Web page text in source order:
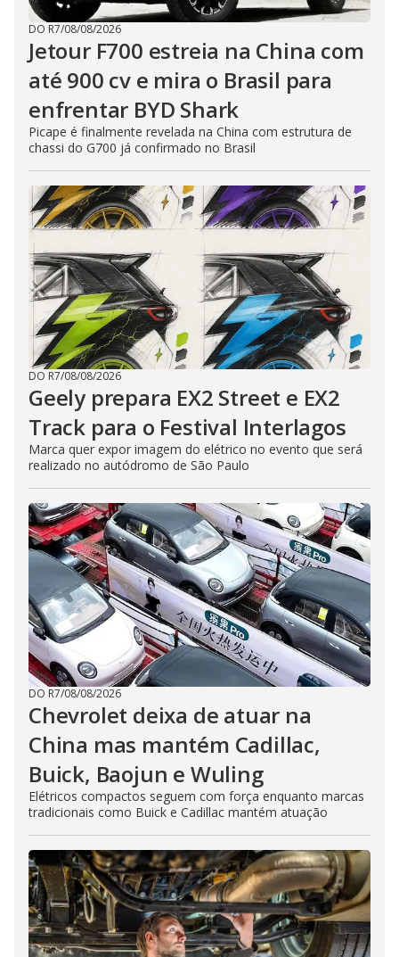
DO R7/08/08/2026
Jetour F700 estreia na China com
até 900 cv e mira o Brasil para
enfrentar BYD Shark
Picape é finalmente revelada na China com estrutura de
chassi do G700 já confirmado no Brasil
DO R7/08/08/2026
Geely prepara EX2 Street e EX2
Track para o Festival Interlagos
Marca quer expor imagem do elétrico no evento que será
realizado no autódromo de São Paulo
DO R7/08/08/2026
Chevrolet deixa de atuar na
China mas mantém Cadillac,
Buick, Baojun e Wuling
Elétricos compactos seguem com força enquanto marcas
tradicionais como Buick e Cadillac mantém atuação